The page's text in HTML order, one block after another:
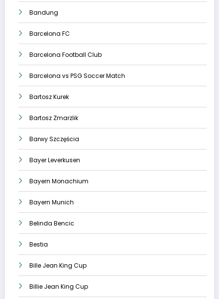
Bandung
Barcelona FC
Barcelona Football Club
Barcelona vs PSG Soccer Match
Bartosz Kurek
Bartosz Zmarzlik
Barwy Szczęścia
Bayer Leverkusen
Bayern Monachium
Bayern Munich
Belinda Bencic
Bestia
Bille Jean King Cup
Billie Jean King Cup